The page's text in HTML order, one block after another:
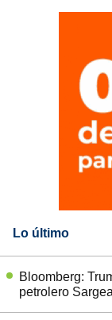
Lo último
Bloomberg:
petrolero